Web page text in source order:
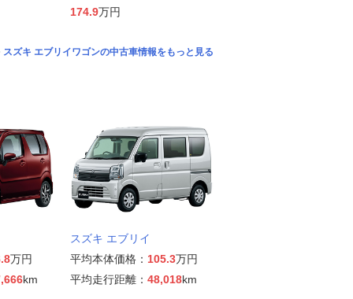
174.9万円
スズキ エブリイワゴンの中古車情報をもっと見る
万円
km
スズキ エブリイ
平均本体価格： 105.3万円
平均走行距離： 48,018km